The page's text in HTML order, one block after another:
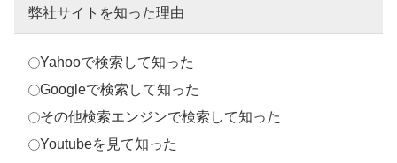
弊社サイトを知った理由
Yahooで検索して知った
Googleで検索して知った
その他検索エンジンで検索して知った
Youtubeを見て知った